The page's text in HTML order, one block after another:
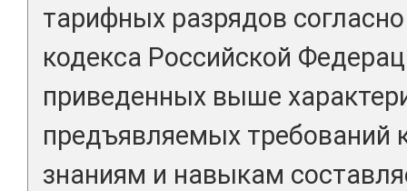
тарифных разрядов
кодекса Российской
приведенных выше
предъявляемых требований
знаниям и навыкам